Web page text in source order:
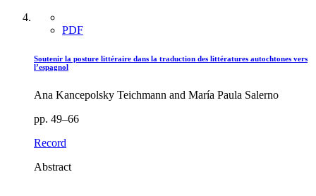
PDF
Soutenir la posture littéraire dans la traduction des littératures autochtones vers
l’espagnol
Ana Kancepolsky Teichmann and María Paula Salerno
pp. 49–66
Record
Abstract